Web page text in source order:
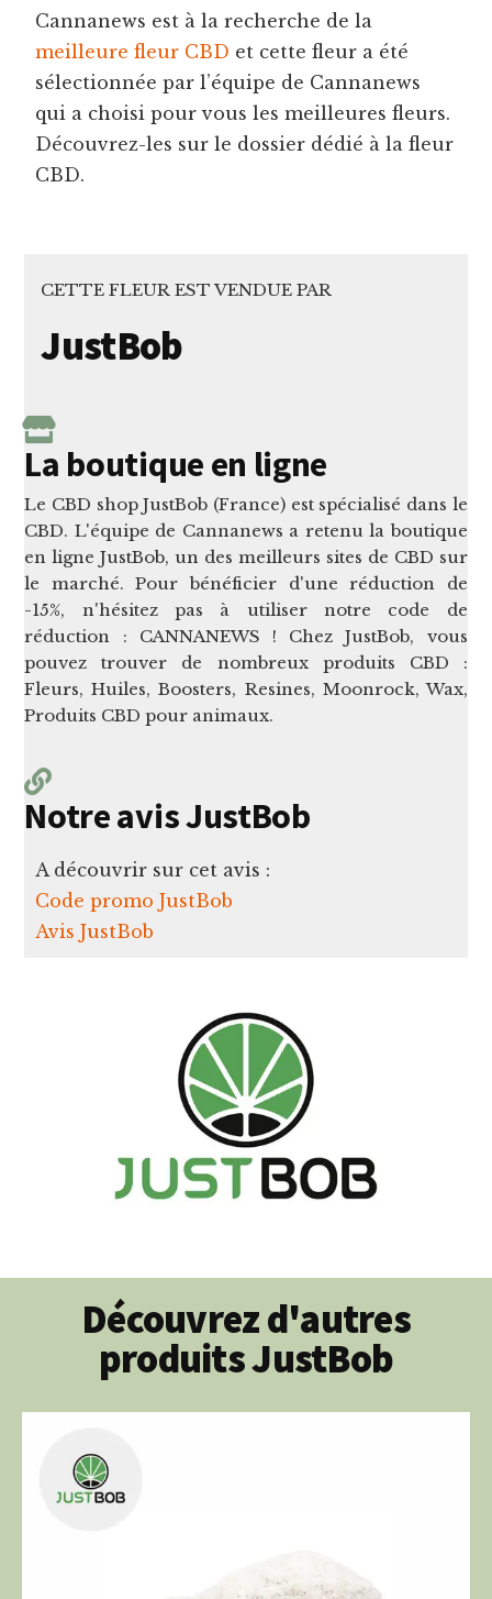
Cannanews est à la recherche de la
meilleure fleur CBD et cette fleur a été
sélectionnée par l’équipe de Cannanews
qui a choisi pour vous les meilleures fleurs.
Découvrez-les sur le dossier dédié à la fleur
CBD.
CETTE FLEUR EST VENDUE PAR
JustBob
La boutique en ligne
Le CBD shop JustBob (France) est spécialisé dans le
CBD. L'équipe de Cannanews a retenu la boutique
en ligne JustBob, un des meilleurs sites de CBD sur
le marché. Pour bénéficier d'une réduction de
-15%, n'hésitez pas à utiliser notre code de
réduction : CANNANEWS ! Chez JustBob, vous
pouvez trouver de nombreux produits CBD :
Fleurs, Huiles, Boosters, Resines, Moonrock, Wax,
Produits CBD pour animaux.
Notre avis JustBob
A découvrir sur cet avis :
Code promo JustBob
Avis JustBob
Découvrez d'autres
produits JustBob